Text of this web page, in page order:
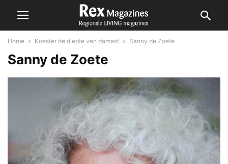
Home Koester de diepte van damast Sanny de Zoete
Sanny de Zoete